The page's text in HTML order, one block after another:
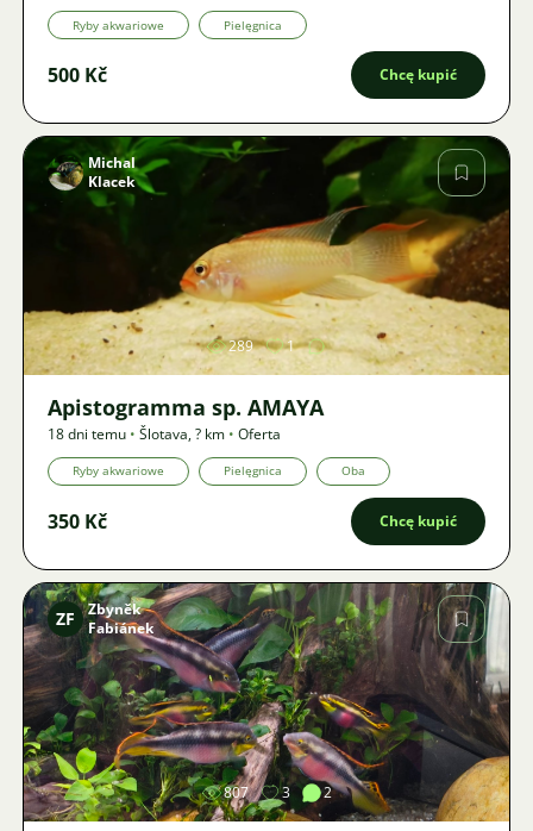
Ryby akwariowe Pielęgnica
500 Kč Chcę kupić
Zdjęcie
Michal
Klacek
289 1
Apistogramma sp. AMAYA
18 dni temu • Šlotava,? km • Oferta
Ryby akwariowe Pielęgnica Oba
350 Kč Chcę kupić
Zdjęcie
ZF
Zbyněk
Fabiánek
807 3 2